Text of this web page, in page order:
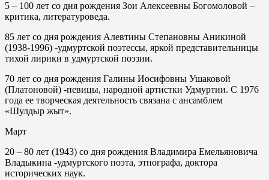
5 – 100 лет со дня рождения Зои Алексеевны Богомоловой –
критика, литературоведа.
85 лет со дня рождения Алевтины Степановны Аникиной
(1938-1996) -удмуртской поэтессы, яркой представительницы
тихой лирики в удмуртской поэзии.
70 лет со дня рождения Галины Иосифовны Ушаковой
(Платоновой) -певицы, народной артистки Удмуртии. С 1976
года ее творческая деятельность связана с ансамблем
«Шулдыр жыт».
Март
20 – 80 лет (1943) со дня рождения Владимира Емельяновича
Владыкина -удмуртского поэта, этнографа, доктора
исторических наук.